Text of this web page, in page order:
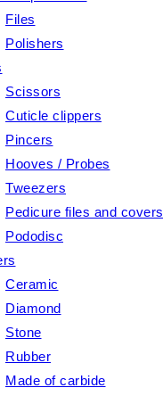
Files
Polishers
Scissors
Cuticle clippers
Pincers
Hooves / Probes
Tweezers
Pedicure files and covers
Pododisc
Ceramic
Diamond
Stone
Rubber
Made of carbide